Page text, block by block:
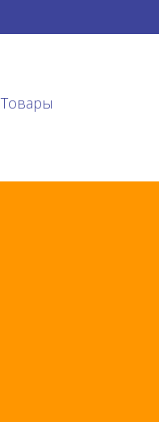
Товары